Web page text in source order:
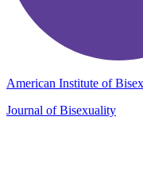
American Institute of
Journal of Bisexuality